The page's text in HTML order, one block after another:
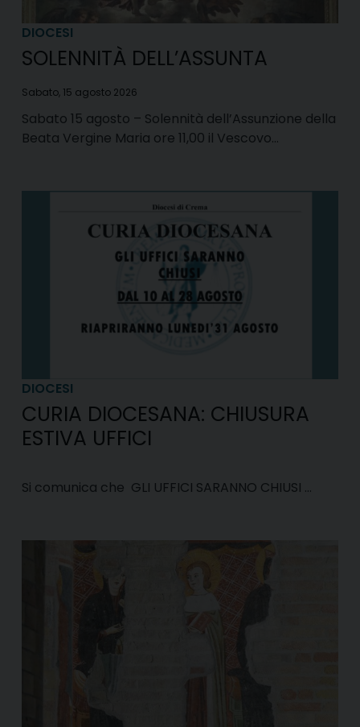
DIOCESI
SOLENNITÀ DELL’ASSUNTA
Sabato, 15 agosto 2026
Sabato 15 agosto – Solennità dell’Assunzione della
Beata Vergine Maria ore 11,00 il Vescovo…
DIOCESI
CURIA DIOCESANA: CHIUSURA
ESTIVA UFFICI
Si comunica che GLI UFFICI SARANNO CHIUSI …